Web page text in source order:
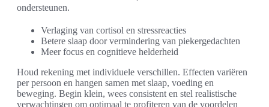
ondersteunen.
Verlaging van cortisol en stressreacties
Betere slaap door vermindering van piekergedachten
Meer focus en cognitieve helderheid
Houd rekening met individuele verschillen. Effecten variëren
per persoon en hangen samen met slaap, voeding en
beweging. Begin klein, wees consistent en stel realistische
verwachtingen om optimaal te profiteren van de voordelen